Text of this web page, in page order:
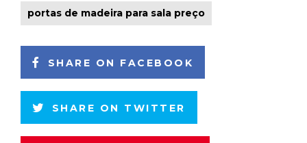
portas de madeira para sala preço
SHARE ON FACEBOOK
SHARE ON TWITTER